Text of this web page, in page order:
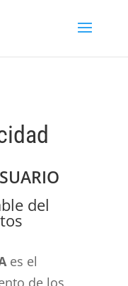
del
es el
de los